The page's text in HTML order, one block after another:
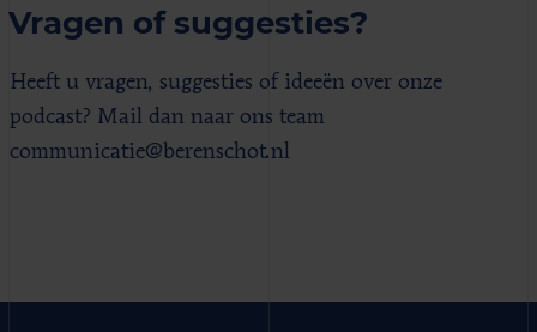
Vragen of suggesties?
Heeft u vragen, suggesties of ideeën over onze
podcast? Mail dan naar ons team
communicatie@berenschot.nl